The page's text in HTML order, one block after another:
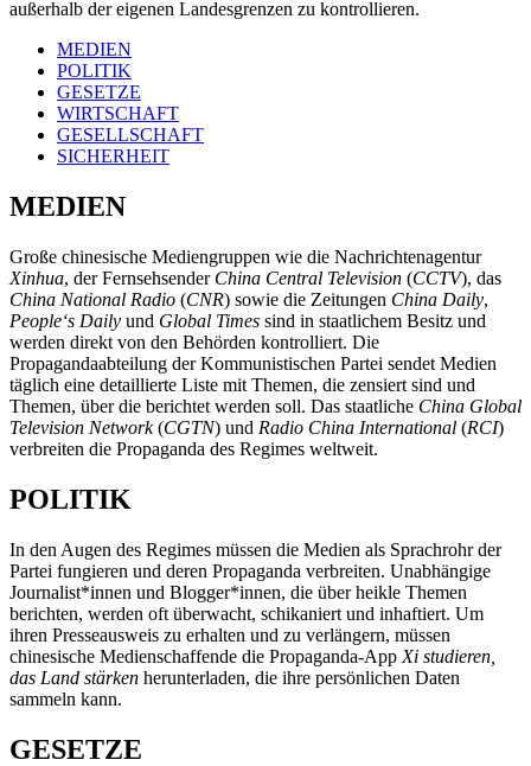
außerhalb der eigenen Landesgrenzen zu kontrollieren.
MEDIEN
POLITIK
GESETZE
WIRTSCHAFT
GESELLSCHAFT
SICHERHEIT
MEDIEN
Große chinesische Mediengruppen wie die Nachrichtenagentur
Xinhua, der Fernsehsender China Central Television (CCTV), das
China National Radio (CNR) sowie die Zeitungen China Daily,
People‘s Daily und Global Times sind in staatlichem Besitz und
werden direkt von den Behörden kontrolliert. Die
Propagandaabteilung der Kommunistischen Partei sendet Medien
täglich eine detaillierte Liste mit Themen, die zensiert sind und
Themen, über die berichtet werden soll. Das staatliche China Global
Television Network(CGTN) und Radio China International (RCI)
verbreiten die Propaganda des Regimes weltweit.
POLITIK
In den Augen des Regimes müssen die Medien als Sprachrohr der
Partei fungieren und deren Propaganda verbreiten. Unabhängige
Journalist*innen und Blogger*innen, die über heikle Themen
berichten, werden oft überwacht, schikaniert und inhaftiert. Um
ihren Presseausweis zu erhalten und zu verlängern, müssen
chinesische Medienschaffende die Propaganda-App Xi studieren,
das Land stärken herunterladen, die ihre persönlichen Daten
sammeln kann.
GESETZE